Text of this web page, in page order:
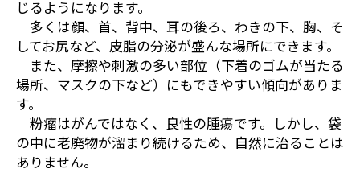
じるようになります。
多くは顔、首、背中、耳の後ろ、わきの下、胸、そ
してお尻など、皮脂の分泌が盛んな場所にできます。
また、摩擦や刺激の多い部位（下着のゴムが当たる
場所、マスクの下など）にもできやすい傾向がありま
す。
粉瘤はがんではなく、良性の腫瘍です。しかし、袋
の中に老廃物が溜まり続けるため、自然に治ることは
ありません。